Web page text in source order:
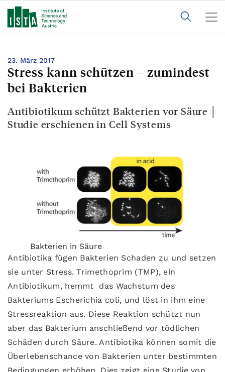
23. März 2017
Stress kann schützen – zumindest
bei Bakterien
Antibiotikum schützt Bakterien vor Säure │
Studie erschienen in Cell Systems
Bakterien in Säure
Antibiotika fügen Bakterien Schaden zu und setzen
sie unter Stress. Trimethoprim (TMP), ein
Antibiotikum, hemmt das Wachstum des
Bakteriums Escherichia coli, und löst in ihm eine
Stressreaktion aus. Diese Reaktion schützt nun
aber das Bakterium anschließend vor tödlichen
Schäden durch Säure. Antibiotika können somit die
Überlebenschance von Bakterien unter bestimmten